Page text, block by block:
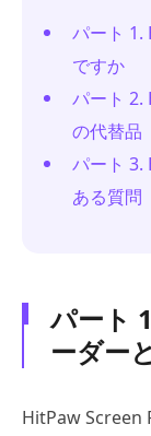
パート 1.
ですか
パート 2.
の代替品
パート 3.
ある質問
パート
ーダー
HitPaw Screen